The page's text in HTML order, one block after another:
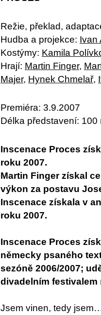
Režie, překlad,
Hudba a projekce: Ivan
Kostýmy: Kamila
Hrají: Martin Finger,
Majer, Hynek Chmelař,
Premiéra: 3.9.2007
Délka představení:
Inscenace Proces
roku 2007.
Martin Finger získal
výkon za postavu
Inscenace získala v
roku 2007.
Inscenace Proces
německy psaného
sezóně 2006/2007;
divadelním festivalem
Jsem vinen, tedy